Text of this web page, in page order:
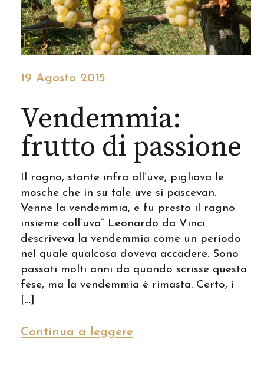
19 Agosto 2015
Vendemmia:
frutto di passione
Il ragno, stante infra all’uve, pigliava le
mosche che in su tale uve si pascevan.
Venne la vendemmia, e fu presto il ragno
insieme coll’uva” Leonardo da Vinci
descriveva la vendemmia come un periodo
nel quale qualcosa doveva accadere. Sono
passati molti anni da quando scrisse questa
fese, ma la vendemmia è rimasta. Certo, i
[…]
Continua a leggere